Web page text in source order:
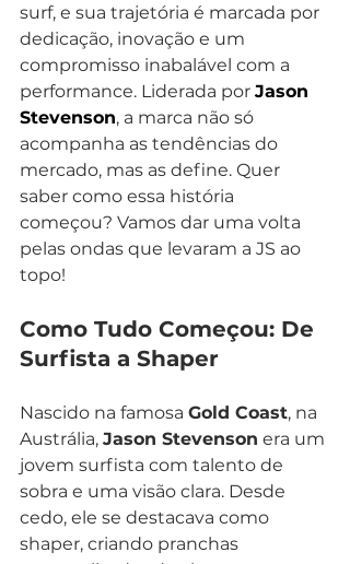
surf, e sua trajetória é marcada por
dedicação, inovação e um
compromisso inabalável com a
performance. Liderada por Jason
Stevenson, a marca não só
acompanha as tendências do
mercado, mas as define. Quer
saber como essa história
começou? Vamos dar uma volta
pelas ondas que levaram a JS ao
topo!
Como Tudo Começou: De
Surfista a Shaper
Nascido na famosa Gold Coast, na
Austrália, Jason Stevenson era um
jovem surfista com talento de
sobra e uma visão clara. Desde
cedo, ele se destacava como
shaper, criando pranchas